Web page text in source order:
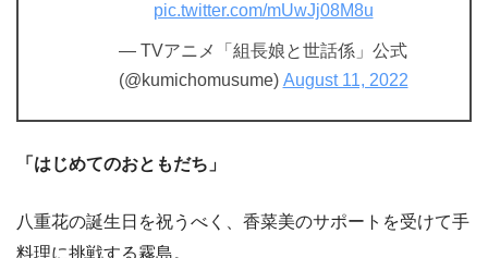
pic.twitter.com/mUwJj08M8u
— TVアニメ「組長娘と世話係」公式
(@kumichomusume) August 11, 2022
「はじめてのおともだち」
八重花の誕生日を祝うべく、香菜美のサポートを受けて手
料理に挑戦する霧島。